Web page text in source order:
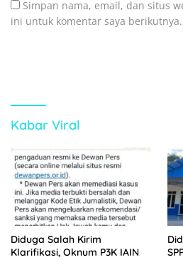
Simpan nama, email, dan situs
ini untuk komentar saya berikutnya.
Kabar Viral
Diduga Salah Kirim
Klarifikasi, Oknum P3K IAIN